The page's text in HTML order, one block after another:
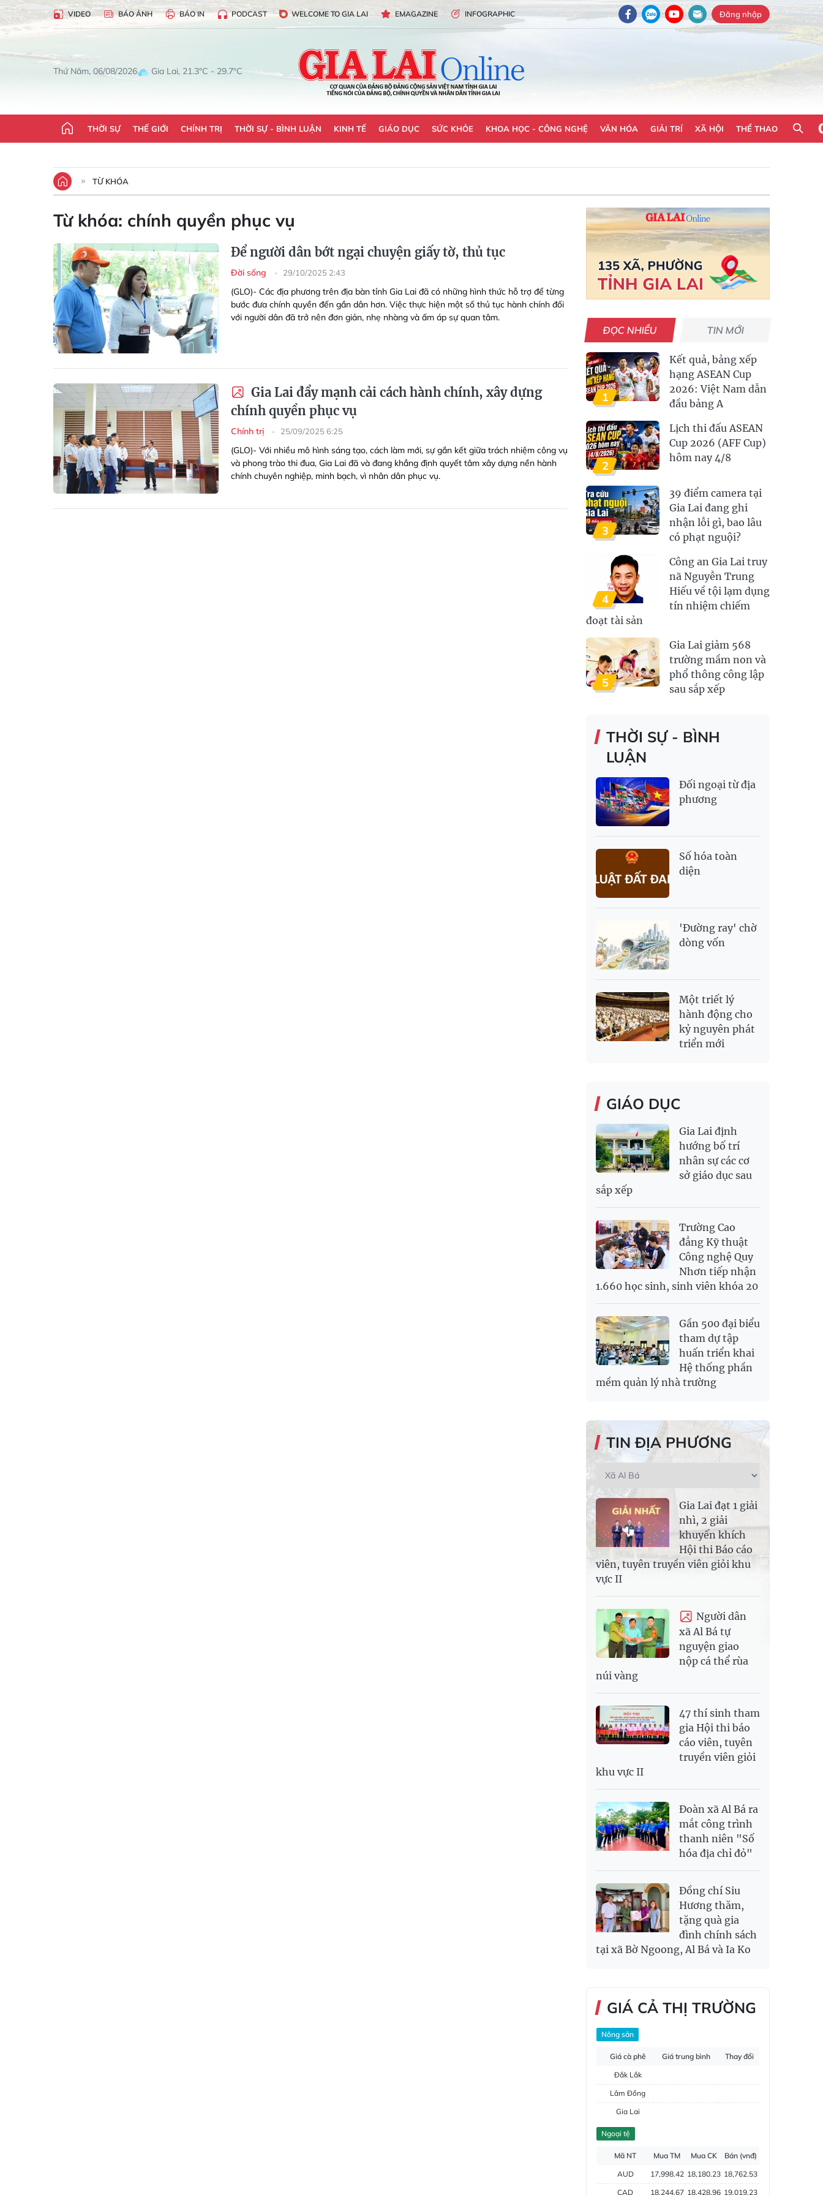
VIDEO BÁO ẢNH BÁO IN PODCAST WELCOME TO GIA LAI EMAGAZINE INFOGRAPHIC Đăng nhập
Thứ Năm, 06/08/2026 Gia Lai, 21.3°C - 29.7°C
THỜI SỰ THẾ GIỚI CHÍNH TRỊ THỜI SỰ - BÌNH LUẬN KINH TẾ GIÁO DỤC SỨC KHỎE KHOA HỌC - CÔNG NGHỆ VĂN HÓA GIẢI TRÍ XÃ HỘI THỂ THAO
TỪ KHÓA
Từ khóa: chính quyền phục vụ
Ðể người dân bớt ngại chuyện giấy tờ, thủ tục
Đời sống 29/10/2025 2:43
(GLO)- Các địa phương trên địa bàn tỉnh Gia Lai đã có những hình thức hỗ trợ để từng
bước đưa chính quyền đến gần dân hơn. Việc thực hiện một số thủ tục hành chính đối
với người dân đã trở nên đơn giản, nhẹ nhàng và ấm áp sự quan tâm.
Gia Lai đẩy mạnh cải cách hành chính, xây dựng
chính quyền phục vụ
Chính trị 25/09/2025 6:25
(GLO)- Với nhiều mô hình sáng tạo, cách làm mới, sự gắn kết giữa trách nhiệm công vụ
và phong trào thi đua, Gia Lai đã và đang khẳng định quyết tâm xây dựng nền hành
chính chuyên nghiệp, minh bạch, vì nhân dân phục vụ.
ĐỌC NHIỀU TIN MỚI
1
Kết quả, bảng xếp
hạng ASEAN Cup
2026: Việt Nam dẫn
đầu bảng A
2
Lịch thi đấu ASEAN
Cup 2026 (AFF Cup)
hôm nay 4/8
3
39 điểm camera tại
Gia Lai đang ghi
nhận lỗi gì, bao lâu
có phạt nguội?
4
Công an Gia Lai truy
nã Nguyễn Trung
Hiếu về tội lạm dụng
tín nhiệm chiếm
đoạt tài sản
5
Gia Lai giảm 568
trường mầm non và
phổ thông công lập
sau sắp xếp
THỜI SỰ - BÌNH
LUẬN
Đối ngoại từ địa
phương
Số hóa toàn
diện
'Đường ray' chờ
dòng vốn
Một triết lý
hành động cho
kỷ nguyên phát
triển mới
GIÁO DỤC
Gia Lai định
hướng bố trí
nhân sự các cơ
sở giáo dục sau
sắp xếp
Trường Cao
đẳng Kỹ thuật
Công nghệ Quy
Nhơn tiếp nhận
1.660 học sinh, sinh viên khóa 20
Gần 500 đại biểu
tham dự tập
huấn triển khai
Hệ thống phần
mềm quản lý nhà trường
TIN ĐỊA PHƯƠNG
Gia Lai đạt 1 giải
nhì, 2 giải
khuyến khích
Hội thi Báo cáo
viên, tuyên truyền viên giỏi khu
vực II
Người dân
xã Al Bá tự
nguyện giao
nộp cá thể rùa
núi vàng
47 thí sinh tham
gia Hội thi báo
cáo viên, tuyên
truyền viên giỏi
khu vực II
Đoàn xã Al Bá ra
mắt công trình
thanh niên "Số
hóa địa chỉ đỏ"
Đồng chí Siu
Hương thăm,
tặng quà gia
đình chính sách
tại xã Bờ Ngoong, Al Bá và Ia Ko
GIÁ CẢ THỊ TRƯỜNG
Nông sản
Giá cà phê Giá trung bình
Thay đổi
Đắk Lắk
Lâm Đồng
Gia Lai
Đắk Nông
Ngoại tệ
Mã NT Mua TM Mua CK
Bán (vnđ)
AUD
17,998.42 18,180.23 18,762.53
CAD
18,244.67 18,428.96 19,019.23